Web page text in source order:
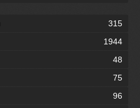
315
1944
48
75
96